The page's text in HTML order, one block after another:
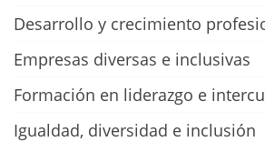
Desarrollo y crecimiento
Empresas diversas e inclusivas
Formación en liderazgo e
Igualdad, diversidad e inclusión